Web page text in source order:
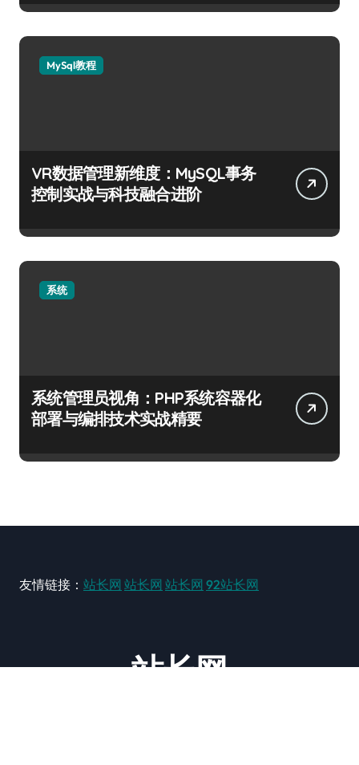
MySql教程
VR数据管理新维度：MySQL事务
控制实战与科技融合进阶
系统
系统管理员视角：PHP系统容器化
部署与编排技术实战精要
友情链接： 站长网 站长网 站长网 92站长网
站长网